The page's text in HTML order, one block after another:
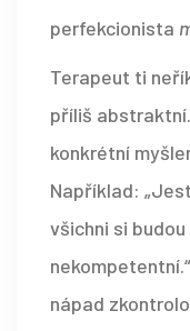
perfekcionista
Terapeut ti
příliš
konkrétní
Například:
všichni si
nápad